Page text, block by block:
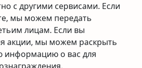
с другими сервисами. Если
мы можем передать
лицам. Если вы
акции, мы можем раскрыть
информацию о вас для